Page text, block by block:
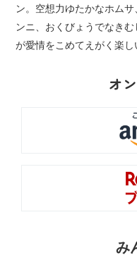
ン。空想力ゆたかなホム
ンニ、おくびょうでなき
が愛情をこめてえがく楽し
オ
み